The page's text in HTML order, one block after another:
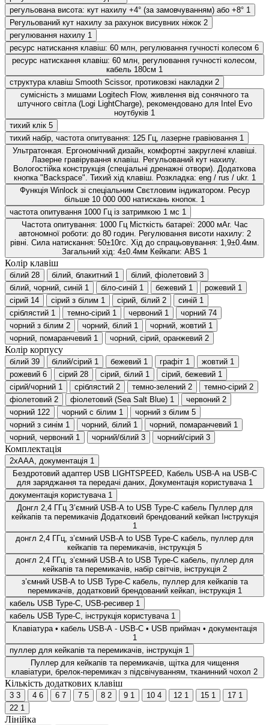
регульована висота: кут нахилу +4° (за замовчуванням) або +8° 1
Регульований кут нахилу за рахунок висувних ніжок 2
регулювання нахилу 1
ресурс натискання клавіш: 60 млн, регулювання гучності колесом 6
ресурс натискання клавіш: 60 млн, регулювання гучності колесом,
кабель 180см 1
структура клавіш Smooth Scissor, протиковзкі накладки 2
сумісність з мишами Logitech Flow, живлення від сонячного та
штучного світла (Logi LightCharge), рекомендовано для Intel Evo
ноутбуків 1
тихий клік 5
тихий набір, частота опитування: 125 Гц, лазерне гравіювання 1
Ультратонкая. Ергономічний дизайн, комфортні закруглені клавіші.
Лазерне гравірування клавіш. Регульований кут нахилу.
Вологостійка конструкція (спеціальні дренажні отвори). Додаткова
кнопка "Backspace". Тихий хід клавіш. Розкладка: eng / rus / ukr. 1
Функція Winlock зі спеціальним Свєтловим індикатором. Ресур
більше 10 000 000 натискань кнопок. 1
частота опитування 1000 Гц із затримкою 1 мс 1
Частота опитування: 1000 Гц Місткість батареї: 2000 мАг. Час
автономної роботи: до 80 годин. Регулювання висоти нахилу: 2
рівні. Сила натискання: 50±10гс. Хід до спрацьовування: 1,9±0.4мм.
Загальний хід: 4±0.4мм Кейкапи: ABS 1
Колір клавіш
білий 28 білий, блакитний 1 білий, фіолетовий 3
білий, чорний, синій 1 біло-синій 1 бежевий 1 рожевий 1
сірий 14 сірий з білим 1 сірий, білий 2 синій 1
сріблястий 1 темно-сірий 1 червоний 1 чорний 74
чорний з білим 2 чорний, білий 1 чорний, жовтий 1
чорний, помаранчевий 1 чорний, сірий, оранжевий 2
Колір корпусу
білий 39 білий/сірий 1 бежевий 1 графіт 1 жовтий 1
рожевий 6 сірий 28 сірий, білий 1 сірий, бежевий 1
сірий/чорний 1 сріблястий 2 темно-зелений 2 темно-сірий 2
фіолетовий 2 фіолетовий (Sea Salt Blue) 1 червоний 2
чорний 122 чорний c білим 1 чорний з білим 5
чорний з синім 1 чорний, білий 1 чорний, помаранчевий 1
чорний, червоний 1 чорний/білий 3 чорний/сірий 3
Комплектація
2хААА, документація 1
Бездротовий адаптер USB LIGHTSPEED, Кабель USB-A на USB-C
для заряджання та передачі даних, Документація користувача 1
документація користувача 1
Донгл 2,4 ГГц З’ємний USB-A to USB Type-C кабель Пуллер для
кейкапів та перемикачів Додатковий брендований кейкап Інструкція
1
донгл 2,4 ГГц, з’ємний USB-A to USB Type-C кабель, пуллер для
кейкапів та перемикачів, інструкція 5
донгл 2,4 ГГц, з’ємний USB-A to USB Type-C кабель, пуллер для
кейкапів та перемикачів, набір світчів, інструкція 2
з’ємний USB-A to USB Type-C кабель, пуллер для кейкапів та
перемикачів, додатковий брендований кейкап, інструкція 1
кабель USB Type-C, USB-ресивер 1
кабель USB Type-C, інструкція користувача 1
Клавіатура • кабель USB-A - USB-C • USB приймач • документація
1
пуллер для кейкапів та перемикачів, інструкція 1
Пуллер для кейкапів та перемикачів, щітка для чищення
клавіатури, брелок-перемикач з підсвічуванням, тканинний чохол 2
Кількість додаткових клавіш
3 3 4 6 6 7 7 5 8 2 9 1 10 4 12 1 15 1 17 1
22 1
Лінійка